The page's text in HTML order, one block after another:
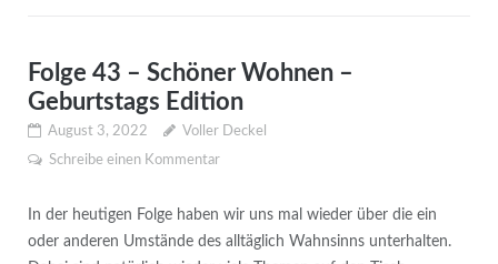
Folge 43 – Schöner Wohnen –
Geburtstags Edition
August 3, 2022
Voller Deckel
Schreibe einen Kommentar
In der heutigen Folge haben wir uns mal wieder über die ein
oder anderen Umstände des alltäglich Wahnsinns unterhalten.